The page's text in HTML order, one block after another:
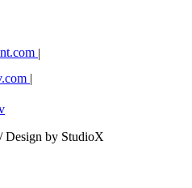
|
|
Design by StudioX